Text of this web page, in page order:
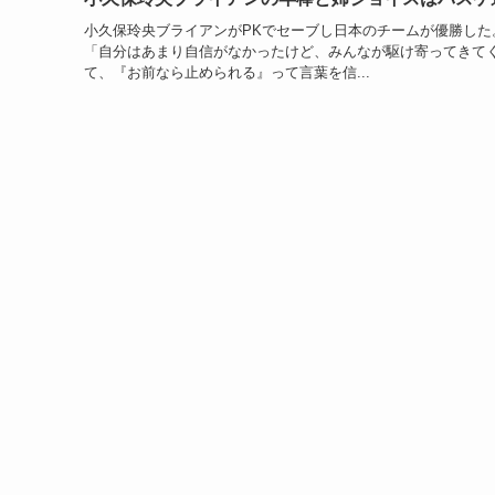
小久保玲央ブライアンがPKでセーブし日本のチームが優勝した
「自分はあまり自信がなかったけど、みんなが駆け寄ってきて
て、『お前なら止められる』って言葉を信...